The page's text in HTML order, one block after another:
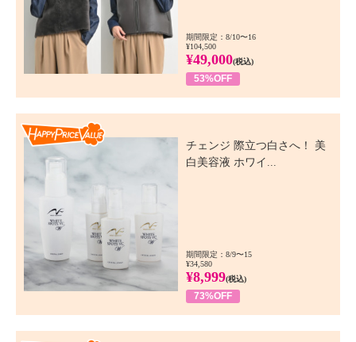
期間限定：8/10〜16
¥104,500
¥49,000(税込)
53%OFF
チェンジ 際立つ白さへ！ 美
白美容液 ホワイ...
期間限定：8/9〜15
¥34,580
¥8,999(税込)
73%OFF